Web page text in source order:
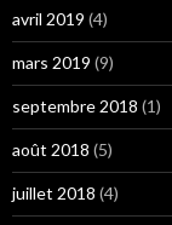
avril 2019 (4)
mars 2019 (9)
septembre 2018 (1)
août 2018 (5)
juillet 2018 (4)